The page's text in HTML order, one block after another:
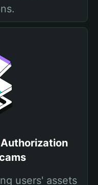
users' assets